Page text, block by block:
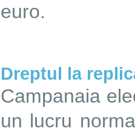
euro.
Dreptul la
Campanaia
un lucru